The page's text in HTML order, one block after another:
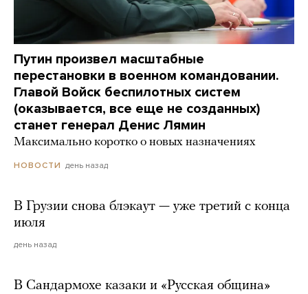
Путин произвел масштабные
перестановки в военном командовании.
Главой Войск беспилотных систем
(оказывается, все еще не созданных)
станет генерал Денис Лямин
Максимально коротко о новых назначениях
НОВОСТИ день назад
В Грузии снова блэкаут — уже третий с конца
июля
день назад
В Сандармохе казаки и «Русская община»